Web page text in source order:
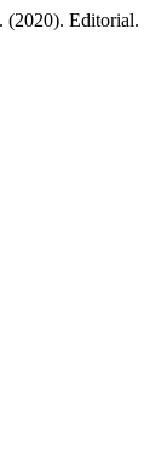
(2020). Editorial.